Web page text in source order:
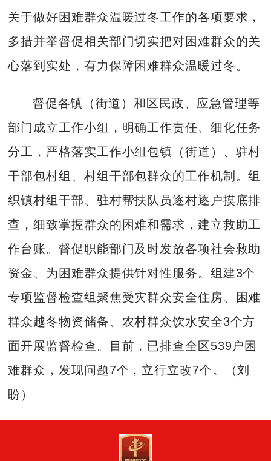
关于做好困难群众温暖过冬工作的各项要求，
多措并举督促相关部门切实把对困难群众的关
心落到实处，有力保障困难群众温暖过冬。
督促各镇（街道）和区民政、应急管理等
部门成立工作小组，明确工作责任、细化任务
分工，严格落实工作小组包镇（街道）、驻村
干部包村组、村组干部包群众的工作机制。组
织镇村组干部、驻村帮扶队员逐村逐户摸底排
查，细致掌握群众的困难和需求，建立救助工
作台账。督促职能部门及时发放各项社会救助
资金、为困难群众提供针对性服务。组建3个
专项监督检查组聚焦受灾群众安全住房、困难
群众越冬物资储备、农村群众饮水安全3个方
面开展监督检查。目前，已排查全区539户困
难群众，发现问题7个，立行立改7个。（刘
盼）